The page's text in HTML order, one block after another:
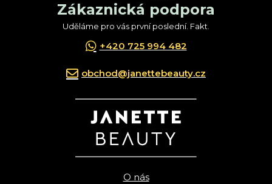
Zákaznická podpora
Uděláme pro vás první poslední. Fakt.
+420 725 994 482
obchod@janettebeauty.cz
O nás